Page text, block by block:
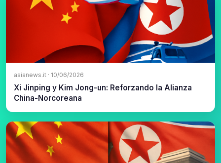
asianews.it · 10/06/2026
Xi Jinping y Kim Jong-un: Reforzando la Alianza
China-Norcoreana